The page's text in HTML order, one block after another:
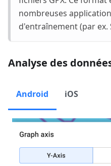
nombreuses
d'entraînement (par ex.
Analyse des
Android iOS